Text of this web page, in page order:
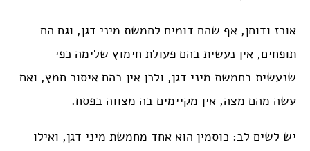
אורז ודוחן, אף שהם דומים לחמשת מיני דגן, וגם הם
תופחים, אין נעשית בהם פעולת חימוץ שלימה כפי
שנעשית בחמשת מיני דגן, ולכן אין בהם איסור חמץ, ואם
עשה מהם מצה, אין מקיימים בה מצווה בפסח.
יש לשים לב: כוסמין הוא אחד מחמשת מיני דגן, ואילו